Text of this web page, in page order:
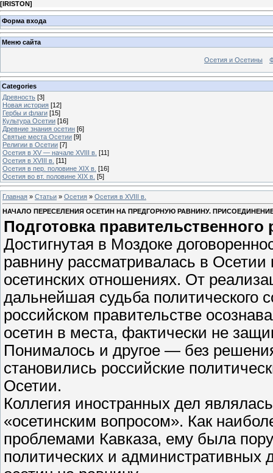
[IRISTON]
Форма входа
Меню сайта
Осетия и Осетины
Categories
Древность [3]
Новая история [12]
Гербы и флаги [15]
Культура Осетии [16]
Древние знания осетин [6]
Святые места Осетии [9]
Религии в Осетии [7]
Осетия в XV — начале XVIII в. [11]
Осетия в XVIII в. [11]
Осетия в пер. половине XIX в. [16]
Осетия во вт. половине XIX в. [5]
Главная » Статьи » Осетия » Осетия в XVIII в.
НАЧАЛО ПЕРЕСЕЛЕНИЯ ОСЕТИН НА ПРЕДГОРНУЮ РАВНИНУ.
Подготовка
Достигнутая в Моздоке
равнину рассматривалась в
осетинских отношениях. От
дальнейшая судьба
российском правительстве
осетин в места, фактически не
Понималось и другое — без
становились российские
Осетии.
Коллегия иностранных дел
«осетинским вопросом». Как
проблемами Кавказа, ему была
политических и административных